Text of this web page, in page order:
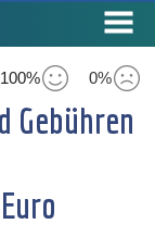
100% 0%
Gebühren